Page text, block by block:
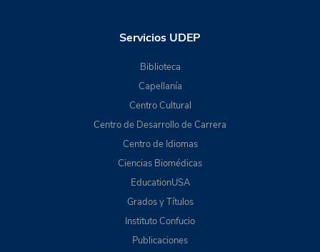
Servicios UDEP
Biblioteca
Capellanía
Centro Cultural
Centro de Desarrollo de Carrera
Centro de Idiomas
Ciencias Biomédicas
EducationUSA
Grados y Títulos
Instituto Confucio
Publicaciones